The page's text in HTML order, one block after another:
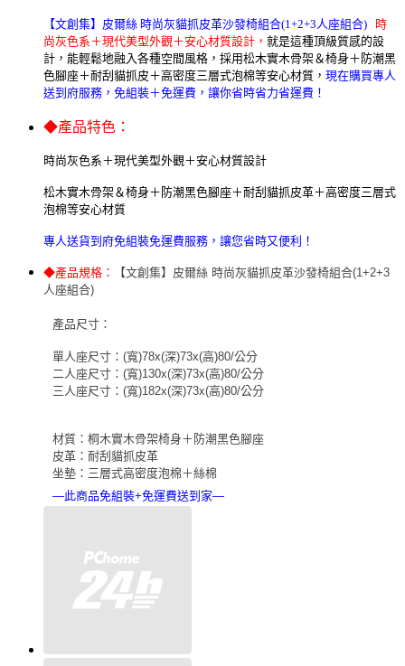
【文創集】 皮爾絲 時尚灰貓抓皮革沙發椅組合(1+2+3人座組合)
時
尚灰色系＋現代美型外觀＋安心材質設計， 就是這種頂級質感的設
計，能輕鬆地融入各種空間風格，採用松木實木骨架＆椅身＋防潮黑
色腳座＋耐刮貓抓皮＋高密度三層式泡棉等安心材質 ， 現在購買專人
送到府服務，免組裝＋免運費，讓你省時省力省運費！
◆產品特色：
時尚灰色系＋現代美型外觀＋安心材質設計
松木實木骨架＆椅身＋防潮黑色腳座＋耐刮貓抓皮革＋高密度三層式
泡棉等安心材質
專人送貨到府免組裝免運費服務，讓您省時又便利 ！
◆產品規格： 【文創集】 皮爾絲 時尚灰貓抓皮革沙發椅組合(1+2+3
人座組合)
產品尺寸：
單人座尺寸：(寬)78x(深)73x(高)80/公分
二人座尺寸：(寬)130x(深)73x(高)80/公分
三人座尺寸：(寬)182x(深)73x(高)80/公分
材質：桐木實木骨架椅身＋防潮黑色腳座
皮革：耐刮貓抓皮革
坐墊：三層式高密度泡棉＋絲棉
—此商品免組裝+免運費送到家—